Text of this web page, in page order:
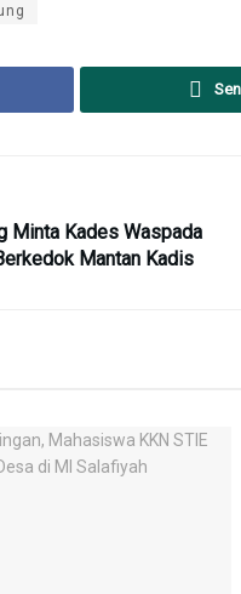
Minta Kades Waspada
Mantan Kadis